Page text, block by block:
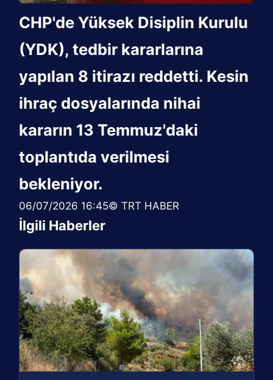
CHP'de Yüksek Disiplin Kurulu
(YDK), tedbir kararlarına
yapılan 8 itirazı reddetti. Kesin
ihraç dosyalarında nihai
kararın 13 Temmuz'daki
toplantıda verilmesi
bekleniyor.
06/07/2026 16:45© TRT HABER
İlgili Haberler